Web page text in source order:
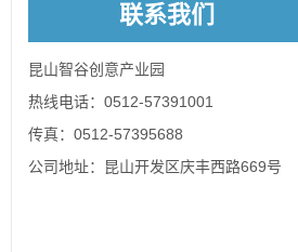
联系我们
昆山智谷创意产业园
热线电话：0512-57391001
传真：0512-57395688
公司地址：昆山开发区庆丰西路669号